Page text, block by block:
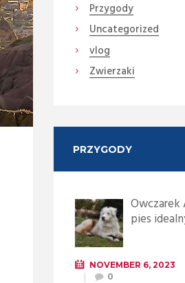
Przygody
Uncategorized
vlog
Zwierzaki
PRZYGODY
Owczarek
pies
NOVEMBER 6, 2023
0